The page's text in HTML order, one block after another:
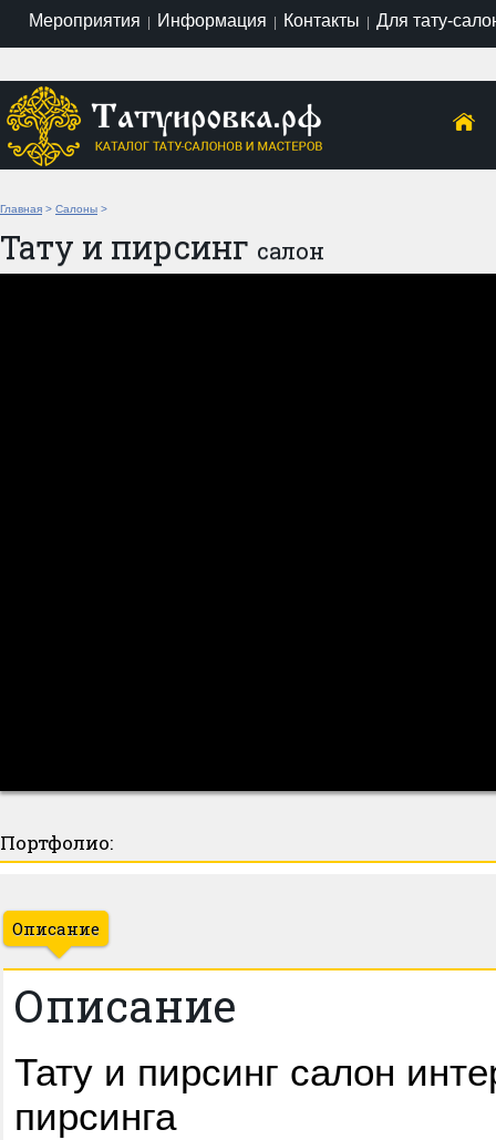
Мероприятия | Информация | Контакты | Для тату-
Главная > Салоны >
Тату и пирсинг салон
Портфолио:
Описание
Описание
Тату и пирсинг салон
пирсинга